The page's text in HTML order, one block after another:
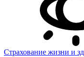
Страхование жизни и